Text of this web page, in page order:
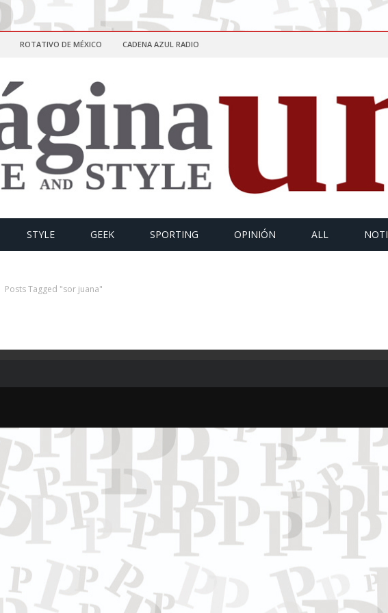
ROTATIVO DE MÉXICO CADENA AZUL RADIO
STYLE GEEK SPORTING OPINIÓN ALL
Posts Tagged "sor juana"